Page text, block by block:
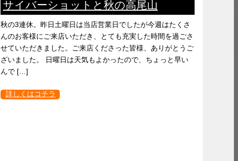
サイバーショットと秋の高尾山
秋の3連休。昨日土曜日は当店営業日でしたが今週はたくさ
んのお客様にご来店いただき、とても充実した時間を過ごさ
せていただきました。ご来店くださった皆様、ありがとうご
ざいました。 日曜日は天気もよかったので、ちょっと早い
んで […]
詳しくはコチラ